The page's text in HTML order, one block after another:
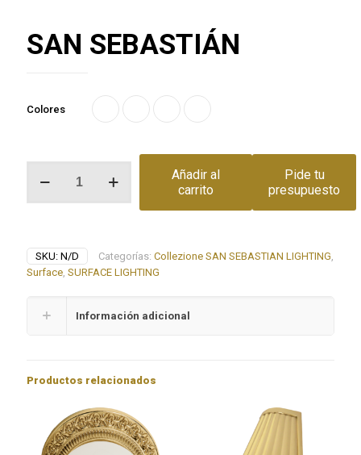
SAN SEBASTIÁN
Colores
SEBASTIÁN
Añadir al
carrito
Pide tu
presupuesto
SKU: N/D Categorías: Collezione SAN SEBASTIAN LIGHTING,
Surface, SURFACE LIGHTING
Información adicional
Productos relacionados